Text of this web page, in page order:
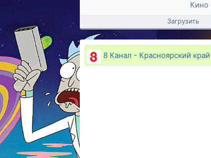
Кино
Загрузить
8 Канал - Красноярский край